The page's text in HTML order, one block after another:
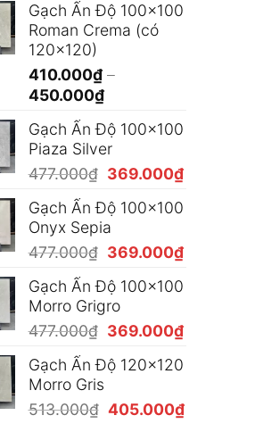
từ
365.000₫
490.000₫
Gạch Ấn Độ 100x100
Roman Crema (có
120x120)
410.000₫ –
450.000₫Khoảng
từ
410.000₫
đến
450.000₫
Gạch Ấn Độ 100x100
Piaza Silver
477.000₫ Giá
là:
477.000₫.
369.000₫Giá
tại
Gạch Ấn Độ 100x100
Onyx Sepia
477.000₫ Giá
là:
477.000₫.
369.000₫Giá
tại
Gạch Ấn Độ 100x100
Morro Grigro
477.000₫ Giá
là:
369.000₫Giá
tại
Gạch Ấn Độ 120x120
Morro Gris
513.000₫ Giá
405.000₫Giá